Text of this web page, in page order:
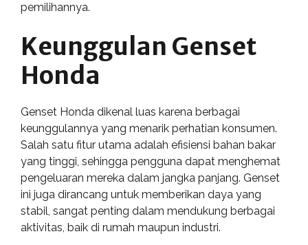
pemilihannya.
Keunggulan Genset
Honda
Genset Honda dikenal luas karena berbagai
keunggulannya yang menarik perhatian konsumen.
Salah satu fitur utama adalah efisiensi bahan bakar
yang tinggi, sehingga pengguna dapat menghemat
pengeluaran mereka dalam jangka panjang. Genset
ini juga dirancang untuk memberikan daya yang
stabil, sangat penting dalam mendukung berbagai
aktivitas, baik di rumah maupun industri.